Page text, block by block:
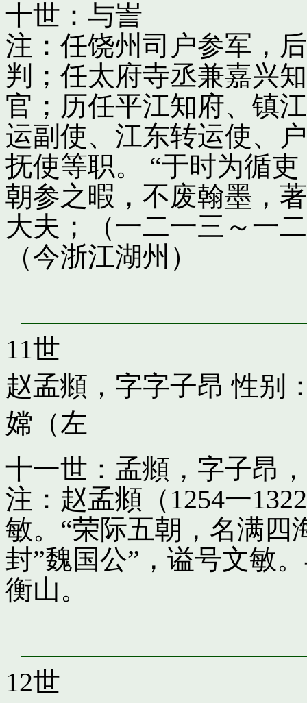
十世：与訔
注：任饶州司户参军，
判；任太府寺丞兼嘉兴
官；历任平江知府、镇
运副使、江东转运使、
抚使等职。 “于时为循
朝参之暇，不废翰墨，
大夫；（一二一三～一
（今浙江湖州）
11世
赵孟頫，字字子昂 性别
嫦（左
十一世：孟頫，字子昂
注：赵孟頫（1254一
敏。“荣际五朝，名满四
封”魏国公”，谥号文敏
衡山。
12世